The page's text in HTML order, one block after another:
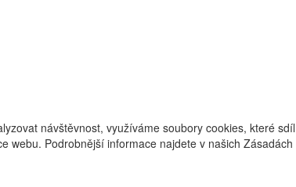
návštěvnost, využíváme soubory cookies, které
Podrobnější informace najdete v našich